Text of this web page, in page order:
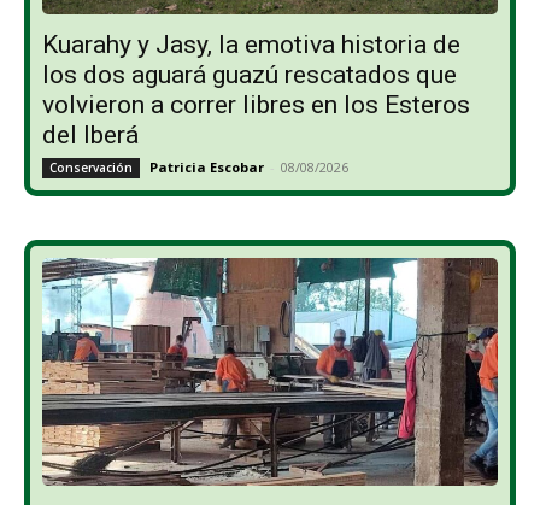
Kuarahy y Jasy, la emotiva historia de
los dos aguará guazú rescatados que
volvieron a correr libres en los Esteros
del Iberá
Conservación Patricia Escobar - 08/08/2026